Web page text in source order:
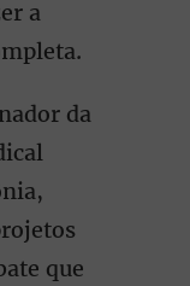
a
da
que